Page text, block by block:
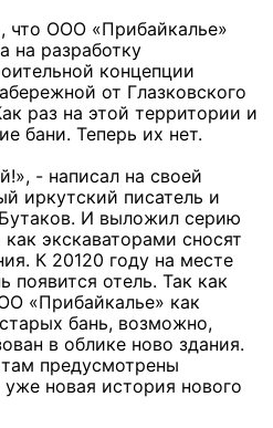
что ООО «Прибайкалье»
на разработку
концепции
от Глазковского
раз на этой территории и
бани. Теперь их нет.
- написал на своей
иркутский писатель и
И выложил серию
экскаваторами сносят
К 20120 году на месте
появится отель. Так как
«Прибайкалье» как
бань, возможно,
в облике ново здания.
предусмотрены
новая история нового